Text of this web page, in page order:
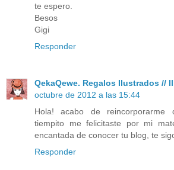
te espero.
Besos
Gigi
Responder
QekaQewe. Regalos Ilustrados //
octubre de 2012 a las 15:44
Hola! acabo de
tiempito me felicitaste por mi
encantada de conocer tu blog, te
Responder